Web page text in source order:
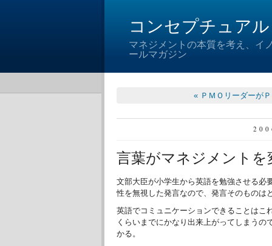
コンセプチュア
マネジメントの本質を考え、イ
ールマガジン
« ＰＭＯリーダーが
言葉がマネジメントを
文部大臣が小学生から英語を勉強させる必
性を無視した発言なので、発言そのものは
英語でコミュニケーションできることはこ
くらいまでにかなり出来上がってしまう
かる。